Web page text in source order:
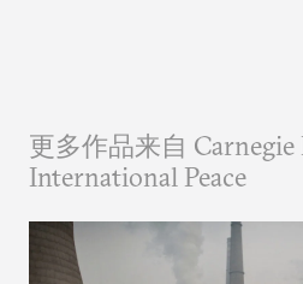
更多作品来自
International Peace